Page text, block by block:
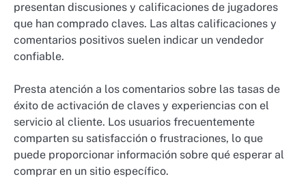
presentan discusiones y calificaciones de jugadores
que han comprado claves. Las altas calificaciones y
comentarios positivos suelen indicar un vendedor
confiable.
Presta atención a los comentarios sobre las tasas de
éxito de activación de claves y experiencias con el
servicio al cliente. Los usuarios frecuentemente
comparten su satisfacción o frustraciones, lo que
puede proporcionar información sobre qué esperar al
comprar en un sitio específico.